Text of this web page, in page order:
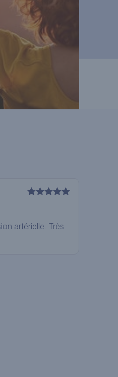
artérielle. Très